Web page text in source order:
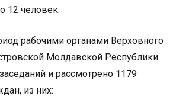
12 человек.
рабочими органами Верховного
Молдавской Республики
и рассмотрено 1179
из них: